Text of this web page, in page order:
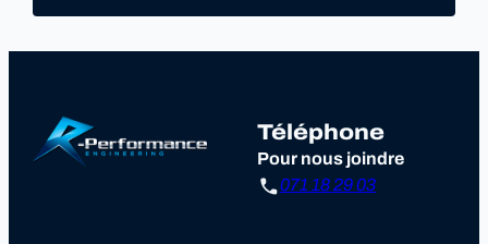
Téléphone
Pour nous joindre
071 18 29 03